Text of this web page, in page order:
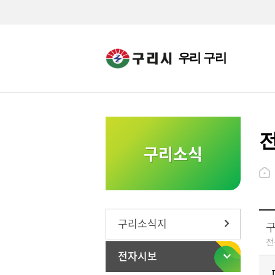
우리 구리
구리소식
구리소식지
전자시보